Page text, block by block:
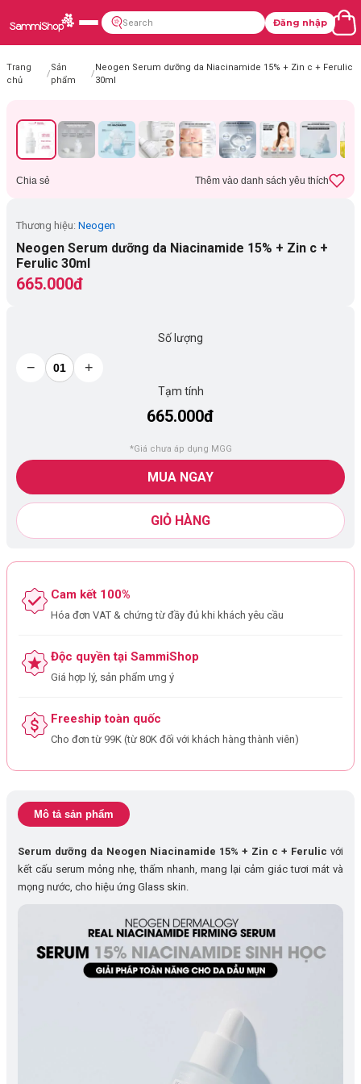
Đăng nhập
Trang
chủ
/
Sản
phẩm
/
Neogen Serum dưỡng da Niacinamide 15% + Zin c + Ferulic
30ml
Chia sẻ Thêm vào danh sách yêu thích
Thương hiệu: Neogen
Neogen Serum dưỡng da Niacinamide 15% + Zin c +
Ferulic 30ml
665.000đ
Số lượng
− +
Tạm tính
665.000đ
*Giá chưa áp dụng MGG
MUA NGAY
GIỎ HÀNG
Cam kết 100%
Hóa đơn VAT & chứng từ đầy đủ khi khách yêu cầu
Độc quyền tại SammiShop
Giá hợp lý, sản phẩm ưng ý
Freeship toàn quốc
Cho đơn từ 99K (từ 80K đối với khách hàng thành viên)
Mô tả sản phẩm
Serum dưỡng da Neogen Niacinamide 15% + Zin c + Ferulic với
kết cấu serum mỏng nhẹ, thấm nhanh, mang lại cảm giác tươi mát và
mọng nước, cho hiệu ứng Glass skin.